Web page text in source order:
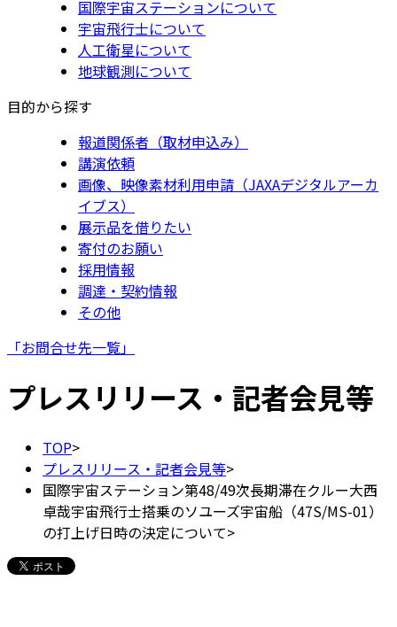
国際宇宙ステーションについて
宇宙飛行士について
人工衛星について
地球観測について
目的から探す
報道関係者（取材申込み）
講演依頼
画像、映像素材利用申請（JAXAデジタルアーカ
イブス）
展示品を借りたい
寄付のお願い
採用情報
調達・契約情報
その他
「お問合せ先一覧」
プレスリリース・記者会見等
TOP>
プレスリリース・記者会見等>
国際宇宙ステーション第48/49次長期滞在クルー大西
卓哉宇宙飛行士搭乗のソユーズ宇宙船（47S/MS-01）
の打上げ日時の決定について>